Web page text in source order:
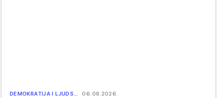
DEMOKRATIJA I LJUDS… 06.08.2026.